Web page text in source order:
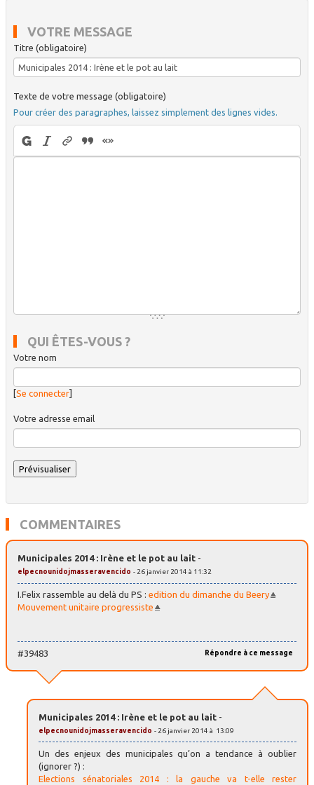
VOTRE MESSAGE
Titre (obligatoire)
Texte de votre message (obligatoire)
Pour créer des paragraphes, laissez simplement des lignes vides.
QUI ÊTES-VOUS ?
Votre nom
Se connecter]
Votre adresse email
COMMENTAIRES
Municipales 2014 : Irène et le pot au lait -
elpecnounidojmasseravencido - 26 janvier 2014 à 11:32
I.Felix rassemble au delà du PS : edition du dimanche du Beery
Mouvement unitaire progressiste
Répondre à ce message
#39483
Municipales 2014 : Irène et le pot au lait -
elpecnounidojmasseravencido - 26 janvier 2014 à 13:09
Un des enjeux des municipales qu’on a tendance à oublier
(ignorer ?) :
Elections sénatoriales 2014 : la gauche va t-elle rester